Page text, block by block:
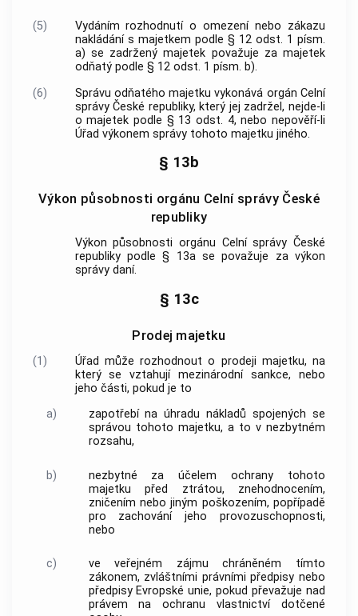
(5)
Vydáním rozhodnutí o omezení nebo zákazu
nakládání s majetkem podle § 12 odst. 1 písm.
a) se zadržený majetek považuje za majetek
odňatý podle § 12 odst. 1 písm. b).
(6)
Správu odňatého majetku vykonává orgán Celní
správy České republiky, který jej zadržel, nejde-li
o majetek podle § 13 odst. 4, nebo nepověří-li
Úřad výkonem správy tohoto majetku jiného.
§ 13b
Výkon působnosti orgánu Celní správy České
republiky
Výkon působnosti orgánu Celní správy České
republiky podle § 13a se považuje za výkon
správy daní.
§ 13c
Prodej majetku
(1)
Úřad může rozhodnout o prodeji majetku, na
který se vztahují mezinárodní sankce, nebo
jeho části, pokud je to
a)
zapotřebí na úhradu nákladů spojených se
správou tohoto majetku, a to v nezbytném
rozsahu,
b)
nezbytné za účelem ochrany tohoto
majetku před ztrátou, znehodnocením,
zničením nebo jiným poškozením, popřípadě
pro zachování jeho provozuschopnosti,
nebo
c)
ve veřejném zájmu chráněném tímto
zákonem, zvláštními právními předpisy nebo
předpisy Evropské unie, pokud převažuje nad
právem na ochranu vlastnictví dotčené